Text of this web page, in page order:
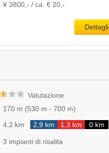
¥ 3800,- / ca. € 20,-
Dettagli
Valutazione
170 m (530 m - 700 m)
4,2 km
2,9 km 1,3 km 0 km
3 impianti di risalita